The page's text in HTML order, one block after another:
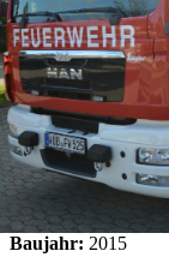
Baujahr: 2015